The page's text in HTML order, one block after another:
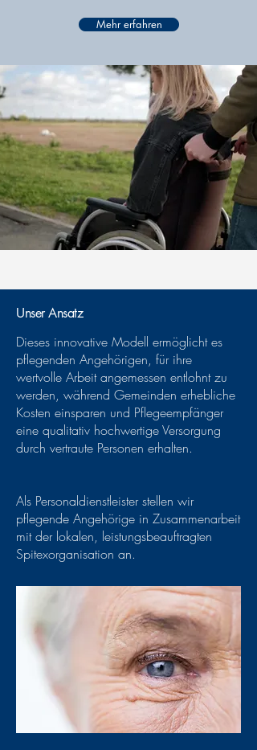
Mehr erfahren
Unser Ansatz
Dieses innovative Modell ermöglicht es
pflegenden Angehörigen, für ihre
wertvolle Arbeit angemessen entlohnt zu
werden, während Gemeinden erhebliche
Kosten einsparen und Pflegeempfänger
eine qualitativ hochwertige Versorgung
durch vertraute Personen erhalten.​
Als Personaldienstleister stellen wir
pflegende Angehörige in Zusammenarbeit
mit der lokalen, leistungsbeauftragten
Spitexorganisation an.